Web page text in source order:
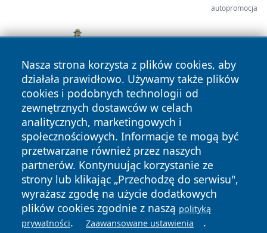
autopromocja
Nasza strona korzysta z plików cookies, aby
działała prawidłowo. Używamy także plików
cookies i podobnych technologii od
zewnętrznych dostawców w celach
analitycznych, marketingowych i
społecznościowych. Informacje te mogą być
przetwarzane również przez naszych
partnerów. Kontynuując korzystanie ze
strony lub klikając „Przechodzę do serwisu",
wyrażasz zgodę na użycie dodatkowych
plików cookies zgodnie z naszą polityką
prywatności. Zaawansowane ustawienia .
Copyright © 2026 irybnik.pl Wszystkie prawa zastrzeżone.
News Autorzy
Polityka
Polityka